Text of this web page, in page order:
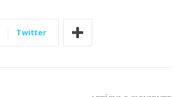
Twitter